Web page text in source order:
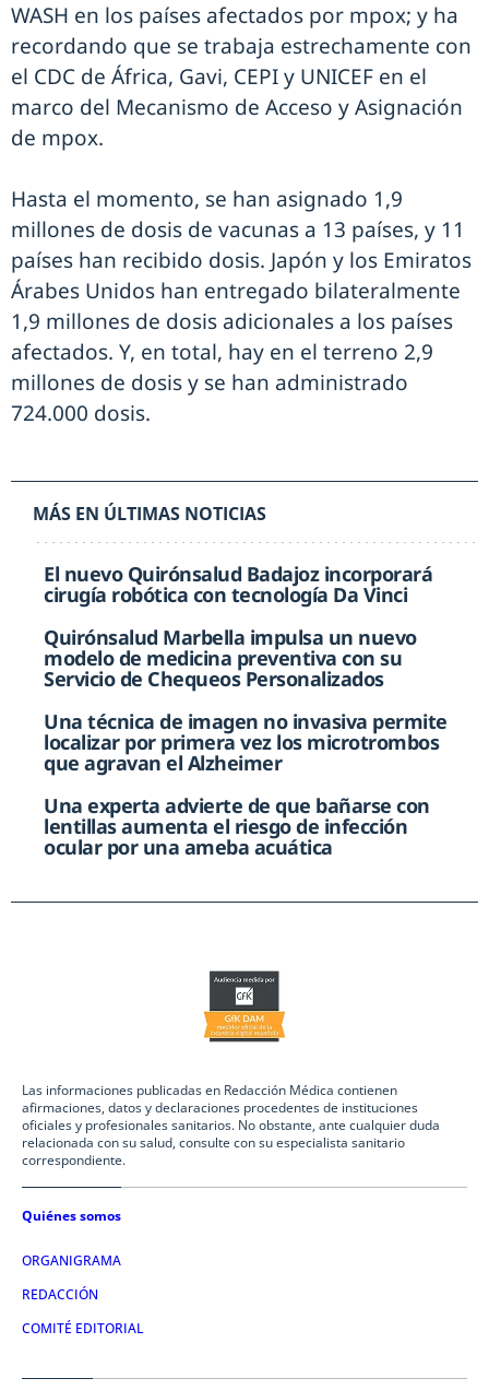
WASH en los países afectados por mpox; y ha
recordando que se trabaja estrechamente con
el CDC de África, Gavi, CEPI y UNICEF en el
marco del Mecanismo de Acceso y Asignación
de mpox.
Hasta el momento, se han asignado 1,9
millones de dosis de vacunas a 13 países, y 11
países han recibido dosis. Japón y los Emiratos
Árabes Unidos han entregado bilateralmente
1,9 millones de dosis adicionales a los países
afectados. Y, en total, hay en el terreno 2,9
millones de dosis y se han administrado
724.000 dosis.
MÁS EN ÚLTIMAS NOTICIAS
El nuevo Quirónsalud Badajoz incorporará
cirugía robótica con tecnología Da Vinci
Quirónsalud Marbella impulsa un nuevo
modelo de medicina preventiva con su
Servicio de Chequeos Personalizados
Una técnica de imagen no invasiva permite
localizar por primera vez los microtrombos
que agravan el Alzheimer
Una experta advierte de que bañarse con
lentillas aumenta el riesgo de infección
ocular por una ameba acuática
Las informaciones publicadas en Redacción Médica contienen
afirmaciones, datos y declaraciones procedentes de instituciones
oficiales y profesionales sanitarios. No obstante, ante cualquier duda
relacionada con su salud, consulte con su especialista sanitario
correspondiente.
Quiénes somos
ORGANIGRAMA
REDACCIÓN
COMITÉ EDITORIAL